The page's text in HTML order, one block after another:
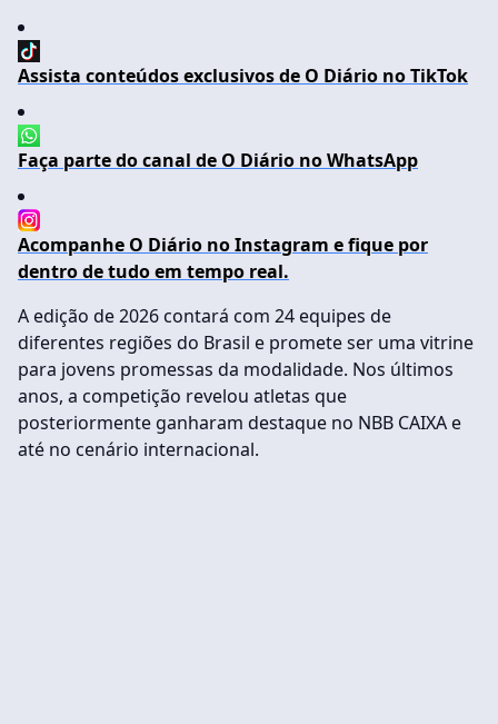
Assista conteúdos exclusivos de O Diário no TikTok
Faça parte do canal de O Diário no WhatsApp
Acompanhe O Diário no Instagram e fique por
dentro de tudo em tempo real.
A edição de 2026 contará com 24 equipes de
diferentes regiões do Brasil e promete ser uma vitrine
para jovens promessas da modalidade. Nos últimos
anos, a competição revelou atletas que
posteriormente ganharam destaque no NBB CAIXA e
até no cenário internacional.